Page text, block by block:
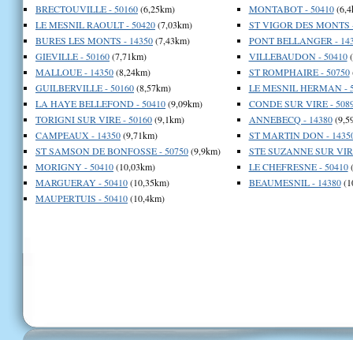
BRECTOUVILLE - 50160(6,25km)
LE MESNIL RAOULT - 50420(7,03km)
BURES LES MONTS - 14350(7,43km)
GIEVILLE - 50160(7,71km)
MALLOUE - 14350(8,24km)
GUILBERVILLE - 50160(8,57km)
LA HAYE BELLEFOND - 50410(9,09km)
TORIGNI SUR VIRE - 50160(9,1km)
CAMPEAUX - 14350(9,71km)
ST SAMSON DE BONFOSSE - 50750(9,9km)
MORIGNY - 50410(10,03km)
MARGUERAY - 50410(10,35km)
MAUPERTUIS - 50410(10,4km)
MONTABOT - 50410
ST VIGOR DES MONTS
PONT BELLANGER -
VILLEBAUDON - 50410
ST ROMPHAIRE - 50750
LE MESNIL HERMAN -
CONDE SUR VIRE -
ANNEBECQ - 14380
ST MARTIN DON -
STE SUZANNE SUR
LE CHEFRESNE - 50410
BEAUMESNIL - 14380